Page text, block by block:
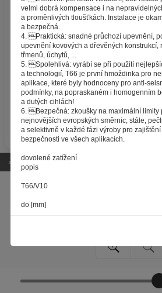
velmi dobrá kompensace i na
a proměnlivých tloušťkách. Instalace je
a bezpečná.
4. Praktická: snadné průchozí upevnění,
upevnění kovových a dřevěných konstrukcí,
třmenů, úchytů, ...
5. Spolehlivá: vyrábí se při použití
a technologií, T66 je první hmoždinka pro
aplikace, které byly hodnoceny pro anti-
podmínky, na popraskaném i homogenním
a dutých cihlách!
6. Bezpečná: zkoušky na maximální limity
nejnovějších evropských směrnic, stále,
a selektivně v každé fázi výroby pro zajištění
bezpečnosti ve všech aplikacích.
dovolené zatížení
popis
T66/V10
do [mm]
h1 [mm]
v zobrazení na které jste zvyklí a
přihlašovat. Proto od vás
zpracováním souborů cookies -
se dočasně ukládají ve vašem
„V pořádku“ souhlasíte s nastavením
vám poskytovali smysluplné a
vašich údajů. Svůj souhlas můžete
zpracování osobních
Spravovat cookies